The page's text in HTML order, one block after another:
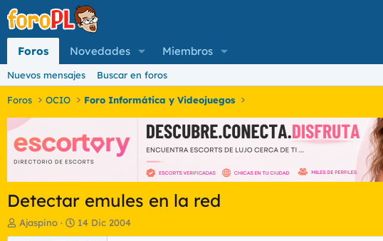
Foros Novedades Miembros
Nuevos mensajes Buscar en foros
Foros OCIO Foro Informática y Videojuegos
Detectar emules en la red
I
n
Ajaspino
F
e
14 Dic 2004